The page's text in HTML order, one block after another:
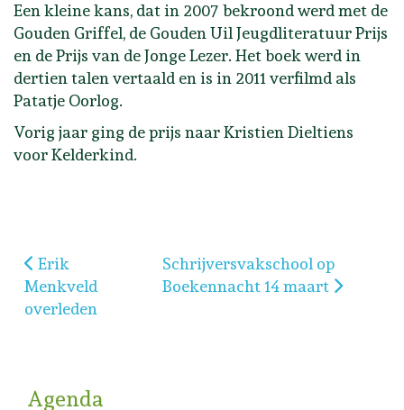
Een kleine kans, dat in 2007 bekroond werd met de
Gouden Griffel, de Gouden Uil Jeugdliteratuur Prijs
en de Prijs van de Jonge Lezer. Het boek werd in
dertien talen vertaald en is in 2011 verfilmd als
Patatje Oorlog.
Vorig jaar ging de prijs naar Kristien Dieltiens
voor Kelderkind.
Vorig artikel: Erik Menkveld overleden
Erik
Menkveld
overleden
Volgende artikel:
Schrijversvakschool op
Boekennacht 14 maart
Agenda